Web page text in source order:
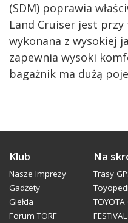
(SDM) poprawia
Land Cruiser jest
wykonana z wysokiej
zapewnia wysoki
bagażnik ma dużą
Klub
Nasze Imprezy
Gadżety
Giełda
Forum TORF
Na
Trasy
TOYOTA
FESTIVAL